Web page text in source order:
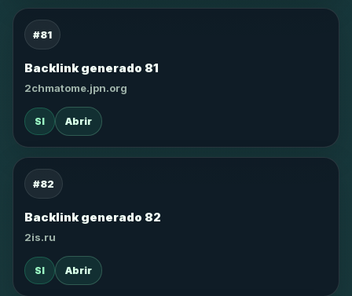
#81
Backlink generado 81
2chmatome.jpn.org
SI Abrir
#82
Backlink generado 82
2is.ru
SI Abrir